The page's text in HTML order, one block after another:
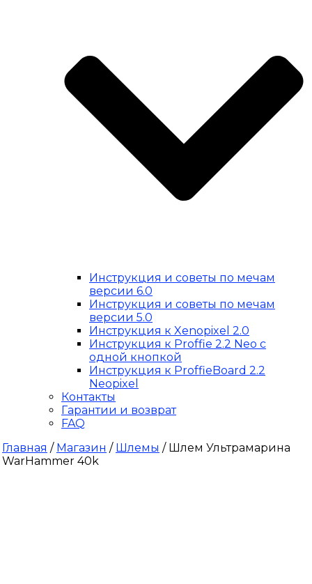
Инструкция и советы по мечам
версии 6.0
Инструкция и советы по мечам
версии 5.0
Инструкция к Xenopixel 2.0
Инструкция к Proffie 2.2 Neo с
одной кнопкой
Инструкция к ProffieBoard 2.2
Neopixel
Контакты
Гарантии и возврат
FAQ
Главная / Магазин / Шлемы / Шлем Ультрамарина
WarHammer 40k